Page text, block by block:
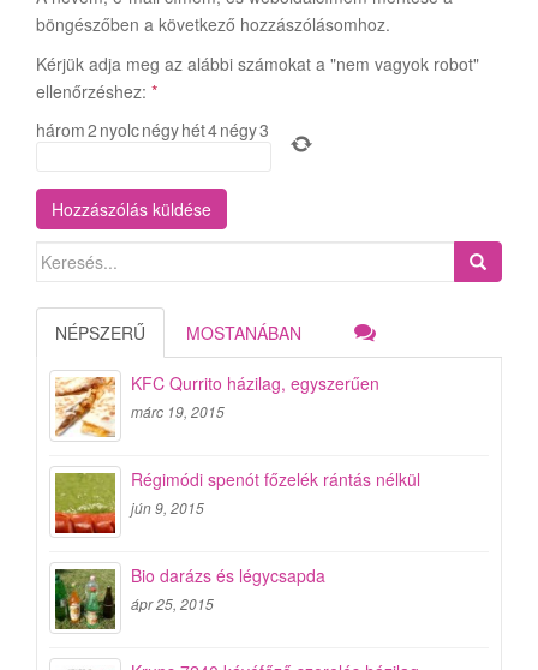
böngészőben a következő hozzászólásomhoz.
Kérjük adja meg az alábbi számokat a "nem vagyok robot"
ellenőrzéshez: *
három2 nyolcnégyhét4négy3
Search
NÉPSZERŰ MOSTANÁBAN
KFC Qurrito házilag, egyszerűen
márc 19, 2015
Régimódi spenót főzelék rántás nélkül
jún 9, 2015
Bio darázs és légycsapda
ápr 25, 2015